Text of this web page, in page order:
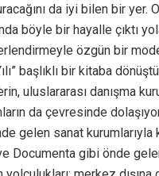
da iyi bilen bir yer.
böyle bir hayalle çıktı
özgün bir model
başlıklı bir kitaba
uluslararası danışma
da çevresinde
gelen sanat
Documenta gibi önde